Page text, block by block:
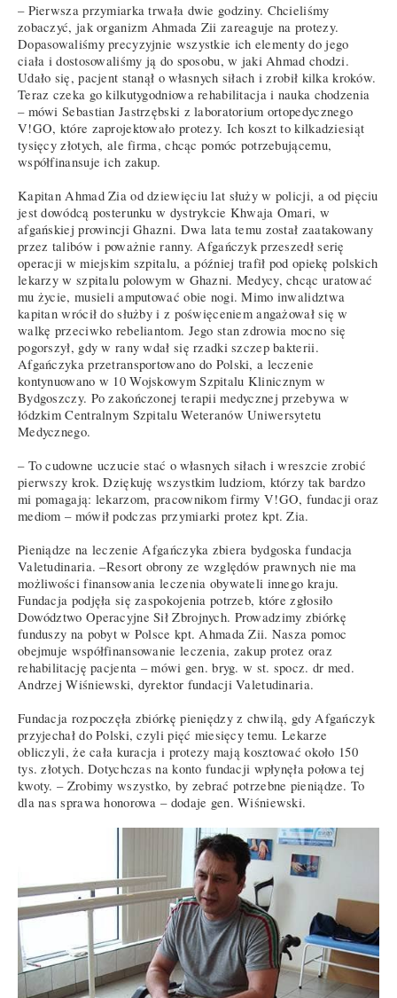
– Pierwsza przymiarka trwała dwie godziny. Chcieliśmy
zobaczyć, jak organizm Ahmada Zii zareaguje na protezy.
Dopasowaliśmy precyzyjnie wszystkie ich elementy do jego
ciała i dostosowaliśmy ją do sposobu, w jaki Ahmad chodzi.
Udało się, pacjent stanął o własnych siłach i zrobił kilka kroków.
Teraz czeka go kilkutygodniowa rehabilitacja i nauka chodzenia
– mówi Sebastian Jastrzębski z laboratorium ortopedycznego
V!GO, które zaprojektowało protezy. Ich koszt to kilkadziesiąt
tysięcy złotych, ale firma, chcąc pomóc potrzebującemu,
współfinansuje ich zakup.
Kapitan Ahmad Zia od dziewięciu lat służy w policji, a od pięciu
jest dowódcą posterunku w dystrykcie Khwaja Omari, w
afgańskiej prowincji Ghazni. Dwa lata temu został zaatakowany
przez talibów i poważnie ranny. Afgańczyk przeszedł serię
operacji w miejskim szpitalu, a później trafił pod opiekę polskich
lekarzy w szpitalu polowym w Ghazni. Medycy, chcąc uratować
mu życie, musieli amputować obie nogi. Mimo inwalidztwa
kapitan wrócił do służby i z poświęceniem angażował się w
walkę przeciwko rebeliantom. Jego stan zdrowia mocno się
pogorszył, gdy w rany wdał się rzadki szczep bakterii.
Afgańczyka przetransportowano do Polski, a leczenie
kontynuowano w 10 Wojskowym Szpitalu Klinicznym w
Bydgoszczy. Po zakończonej terapii medycznej przebywa w
łódzkim Centralnym Szpitalu Weteranów Uniwersytetu
Medycznego.
– To cudowne uczucie stać o własnych siłach i wreszcie zrobić
pierwszy krok. Dziękuję wszystkim ludziom, którzy tak bardzo
mi pomagają: lekarzom, pracownikom firmy V!GO, fundacji oraz
mediom – mówił podczas przymiarki protez kpt. Zia.
Pieniądze na leczenie Afgańczyka zbiera bydgoska fundacja
Valetudinaria. –Resort obrony ze względów prawnych nie ma
możliwości finansowania leczenia obywateli innego kraju.
Fundacja podjęła się zaspokojenia potrzeb, które zgłosiło
Dowództwo Operacyjne Sił Zbrojnych. Prowadzimy zbiórkę
funduszy na pobyt w Polsce kpt. Ahmada Zii. Nasza pomoc
obejmuje współfinansowanie leczenia, zakup protez oraz
rehabilitację pacjenta – mówi gen. bryg. w st. spocz. dr med.
Andrzej Wiśniewski, dyrektor fundacji Valetudinaria.
Fundacja rozpoczęła zbiórkę pieniędzy z chwilą, gdy Afgańczyk
przyjechał do Polski, czyli pięć miesięcy temu. Lekarze
obliczyli, że cała kuracja i protezy mają kosztować około 150
tys. złotych. Dotychczas na konto fundacji wpłynęła połowa tej
kwoty. – Zrobimy wszystko, by zebrać potrzebne pieniądze. To
dla nas sprawa honorowa – dodaje gen. Wiśniewski.